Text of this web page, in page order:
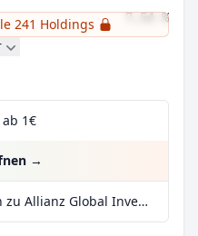
7,54 %
241 Holdings
1€
→
Mehr Fundamentaldaten zu Allianz Global Investors Fund - Allianz Emerging Markets EquityI bei Parqet